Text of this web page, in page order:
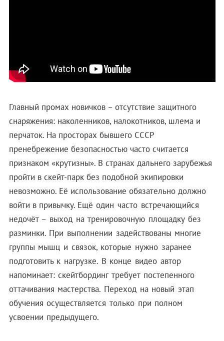
Главный промах новичков – отсутствие защитного
снаряжения: наколенников, налокотников, шлема и
перчаток. На просторах бывшего СССР
пренебрежение безопасностью часто считается
признаком «крутизны». В странах дальнего зарубежья
пройти в скейт-парк без подобной экипировки
невозможно. Её использование обязательно должно
войти в привычку. Ещё один часто встречающийся
недочёт – выход на тренировочную площадку без
разминки. При выполнении задействованы многие
группы мышц и связок, которые нужно заранее
подготовить к нагрузке. В конце видео автор
напоминает: скейтбординг требует постепенного
оттачивания мастерства. Переход на новый этап
обучения осуществляется только при полном
усвоении предыдущего.